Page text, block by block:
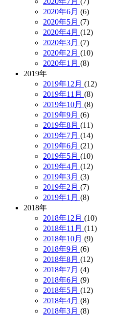
2020年6月 (6)
2020年5月 (7)
2020年4月 (12)
2020年3月 (7)
2020年2月 (10)
2020年1月 (8)
2019年
2019年12月 (12)
2019年11月 (8)
2019年10月 (8)
2019年9月 (6)
2019年8月 (11)
2019年7月 (14)
2019年6月 (21)
2019年5月 (10)
2019年4月 (12)
2019年3月 (3)
2019年2月 (7)
2019年1月 (8)
2018年
2018年12月 (10)
2018年11月 (11)
2018年10月 (9)
2018年9月 (6)
2018年8月 (12)
2018年7月 (4)
2018年6月 (9)
2018年5月 (12)
2018年4月 (8)
2018年3月 (8)